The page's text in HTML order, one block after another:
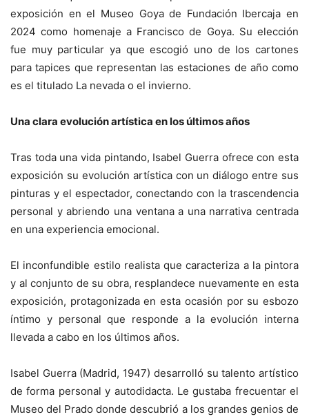
exposición en el Museo Goya de Fundación Ibercaja en
2024 como homenaje a Francisco de Goya. Su elección
fue muy particular ya que escogió uno de los cartones
para tapices que representan las estaciones de año como
es el titulado La nevada o el invierno.
Una clara evolución artística en los últimos años
Tras toda una vida pintando, Isabel Guerra ofrece con esta
exposición su evolución artística con un diálogo entre sus
pinturas y el espectador, conectando con la trascendencia
personal y abriendo una ventana a una narrativa centrada
en una experiencia emocional.
El inconfundible estilo realista que caracteriza a la pintora
y al conjunto de su obra, resplandece nuevamente en esta
exposición, protagonizada en esta ocasión por su esbozo
íntimo y personal que responde a la evolución interna
llevada a cabo en los últimos años.
Isabel Guerra (Madrid, 1947) desarrolló su talento artístico
de forma personal y autodidacta. Le gustaba frecuentar el
Museo del Prado donde descubrió a los grandes genios de